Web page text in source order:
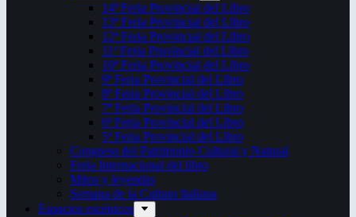
14ª Feria Provincial del Libro
13ª Feria Provincial del Libro
12ª Feria Provincial del Libro
11ª Feria Provincial del Libro
10ª Feria Provincial del Libro
9ª Feria Provincial del Libro
8ª Feria Provincial del Libro
7ª Feria Provincial del Libro
6ª Feria Provincial del Libro
5ª Feria Provincial del Libro
Congreso del Patrimonio Cultural y Natural
Feria Internacional del libro
Mitos y leyendas
Semana de la Cultura Italiana
Espacios escénicos